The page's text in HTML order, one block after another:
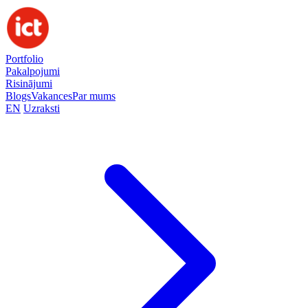
Portfolio
Pakalpojumi
Risinājumi
BlogsVakancesPar mums
EN Uzraksti